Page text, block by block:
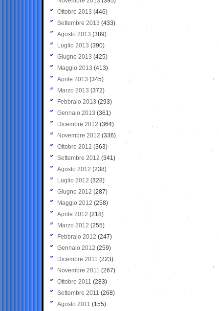
Ottobre 2013 (446)
Settembre 2013 (433)
Agosto 2013 (389)
Luglio 2013 (390)
Giugno 2013 (425)
Maggio 2013 (413)
Aprile 2013 (345)
Marzo 2013 (372)
Febbraio 2013 (293)
Gennaio 2013 (361)
Dicembre 2012 (364)
Novembre 2012 (336)
Ottobre 2012 (363)
Settembre 2012 (341)
Agosto 2012 (238)
Luglio 2012 (328)
Giugno 2012 (287)
Maggio 2012 (258)
Aprile 2012 (218)
Marzo 2012 (255)
Febbraio 2012 (247)
Gennaio 2012 (259)
Dicembre 2011 (223)
Novembre 2011 (267)
Ottobre 2011 (283)
Settembre 2011 (268)
Agosto 2011 (155)